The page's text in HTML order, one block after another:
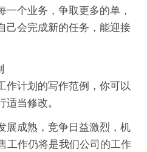
一个业务，争取更多的单，
己会完成新的任务，能迎接
作计划的写作范例，你可以
当修改。
展成熟，竞争日益激烈，机
工作仍将是我们公司的工作